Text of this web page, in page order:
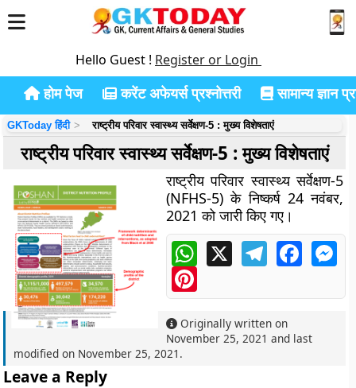
Hello Guest ! Register or Login
होम पेज करेंट अफेयर्स प्रश्नोत्तरी सामान्य ज्ञान
GKToday हिंदी राष्ट्रीय परिवार स्वास्थ्य सर्वेक्षण-5 : मुख्य विशेषताएं
राष्ट्रीय परिवार स्वास्थ्य सर्वेक्षण-5 : मुख्य विशेषताएं
राष्ट्रीय परिवार स्वास्थ्य सर्वेक्षण-5
(NFHS-5) के निष्कर्ष 24 नवंबर,
2021 को जारी किए गए।
WhatsApp Telegram
Originally written on
November 25, 2021 and last
modified on November 25, 2021 .
Leave a Reply